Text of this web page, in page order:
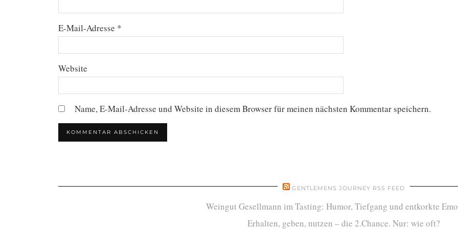
E-Mail-Adresse *
Website
Name, E-Mail-Adresse und Website in diesem Browser für meinen nächsten Kommentar speichern.
GENTLEMENS JOURNEY RSS FEED
Weingut Gesellmann im Tasting: Humor, Tiefgang und entkorkte
Erhalten, geben, nutzen – die 2.Chance. Nur: wie oft?